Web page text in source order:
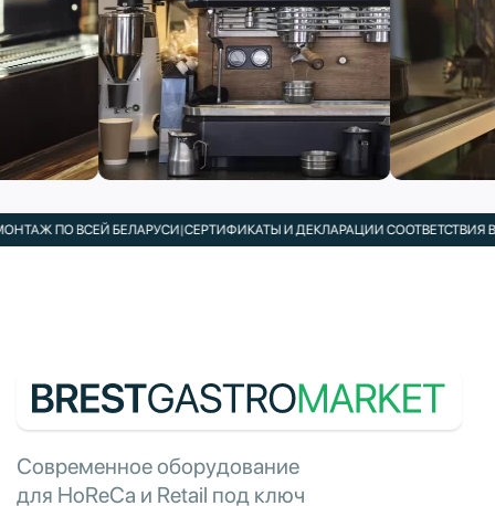
ВСЕЙ БЕЛАРУСИ|СЕРТИФИКАТЫ И ДЕКЛАРАЦИИ СООТВЕТСТВИЯ В
Современное оборудование
для HoReCa и Retail под ключ